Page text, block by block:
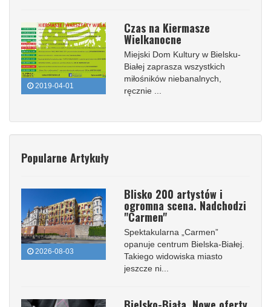
2019-04-01
Czas na Kiermasze
Wielkanocne
Miejski Dom Kultury w Bielsku-
Białej zaprasza wszystkich
miłośników niebanalnych,
ręcznie ...
Popularne Artykuły
2026-08-03
Blisko 200 artystów i
ogromna scena. Nadchodzi
"Carmen"
Spektakularna „Carmen”
opanuje centrum Bielska-Białej.
Takiego widowiska miasto
jeszcze ni...